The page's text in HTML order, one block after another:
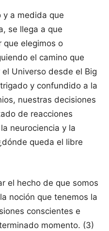
y a medida que
se llega a que
que elegimos o
el camino que
Universo desde el Big
y confundido a la
nuestras decisiones
de reacciones
neurociencia y la
queda el libre
el hecho de que somos
noción que tenemos la
conscientes e
momento. (3)